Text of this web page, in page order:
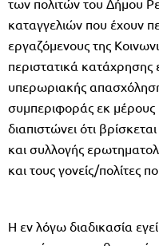
καταγγελιών που έχουν
εργαζόμενους της
περιστατικά κατάχρησης
υπερωριακής
συμπεριφοράς εκ μέρους
διαπιστώνει ότι
και συλλογής
και τους γονείς/πολίτες
Η εν λόγω διαδικασία